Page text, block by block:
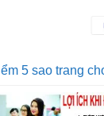
5 sao trang